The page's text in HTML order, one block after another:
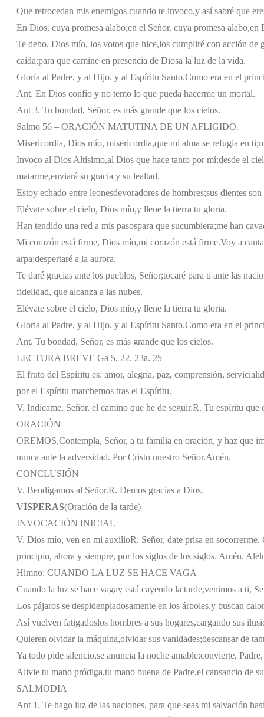
Que retrocedan mis enemigos cuando te invoco,y así sabré que
En Dios, cuya promesa alabo;en el Señor, cuya promesa alabo,en
Te debo, Dios mío, los votos que hice,los cumpliré con acción de
caída;para que camine en presencia de Diosa la luz de la vida.
Gloria al Padre, y al Hijo, y al Espíritu Santo.Como era en el
Ant. En Dios confío y no temo lo que pueda hacerme un mortal.
Ant 3. Tu bondad, Señor, es más grande que los cielos.
Salmo 56 – ORACIÓN MATUTINA DE UN AFLIGIDO.
Misericordia, Dios mío, misericordia,que mi alma se refugia en ti;
Invoco al Dios Altísimo,al Dios que hace tanto por mí:desde el
matarme,enviará su gracia y su lealtad.
Estoy echado entre leonesdevoradores de hombres;sus dientes
Elévate sobre el cielo, Dios mío,y llene la tierra tu gloria.
Han tendido una red a mis pasospara que sucumbiera;me han
Mi corazón está firme, Dios mío,mi corazón está firme.Voy a
arpa;despertaré a la aurora.
Te daré gracias ante los pueblos, Señor;tocaré para ti ante las
fidelidad, que alcanza a las nubes.
Elévate sobre el cielo, Dios mío,y llene la tierra tu gloria.
Gloria al Padre, y al Hijo, y al Espíritu Santo.Como era en el
Ant. Tu bondad, Señor, es más grande que los cielos.
LECTURA BREVE Ga 5, 22. 23a. 25
El fruto del Espíritu es: amor, alegría, paz, comprensión,
por el Espíritu marchemos tras el Espíritu.
V. Indícame, Señor, el camino que he de seguir.R. Tu espíritu que
ORACIÓN
OREMOS,Contempla, Señor, a tu familia en oración, y haz que
nunca ante la adversidad. Por Cristo nuestro Señor.Amén.
CONCLUSIÓN
V. Bendigamos al Señor.R. Demos gracias a Dios.
VÍSPERAS(Oración de la tarde)
INVOCACIÓN INICIAL
V. Dios mío, ven en mi auxilioR. Señor, date prisa en
principio, ahora y siempre, por los siglos de los siglos. Amén.
Himno: CUANDO LA LUZ SE HACE VAGA
Cuando la luz se hace vagay está cayendo la tarde,venimos a ti,
Los pájaros se despidenpiadosamente en los árboles,y buscan
Así vuelven fatigadoslos hombres a sus hogares,cargando sus
Quieren olvidar la máquina,olvidar sus vanidades;descansar de
Ya todo pide silencio,se anuncia la noche amable:convierte, Padre,
Alivie tu mano pródiga,tu mano buena de Padre,el cansancio de
SALMODIA
Ant 1. Te hago luz de las naciones, para que seas mi salvación